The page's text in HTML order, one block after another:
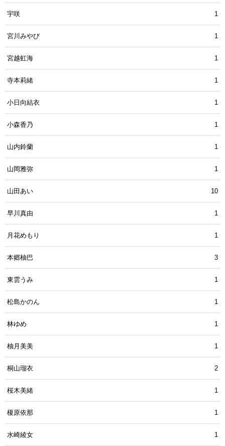
宇咲 1
宮川みやび 1
宮越虹海 1
寺本莉緒 1
小日向結衣 1
小森香乃 1
山内鈴蘭 1
山岡雅弥 1
山田あい 10
早川真由 1
月花めもり 1
本郷柚巴 3
東雲うみ 1
松島かのん 1
林ゆめ 1
柚月美美 1
桐山瑠衣 2
桜木美緒 1
榎原依那 1
水崎綾女 1